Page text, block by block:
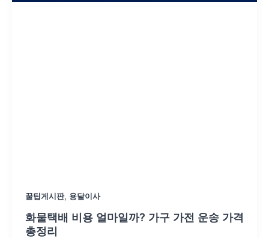
꿀팁게시판, 용달이사
화물택배 비용 얼마일까? 가구 가전 운송 가격
총정리